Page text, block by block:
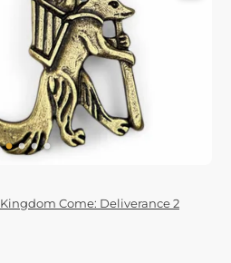
Kingdom Come: Deliverance 2